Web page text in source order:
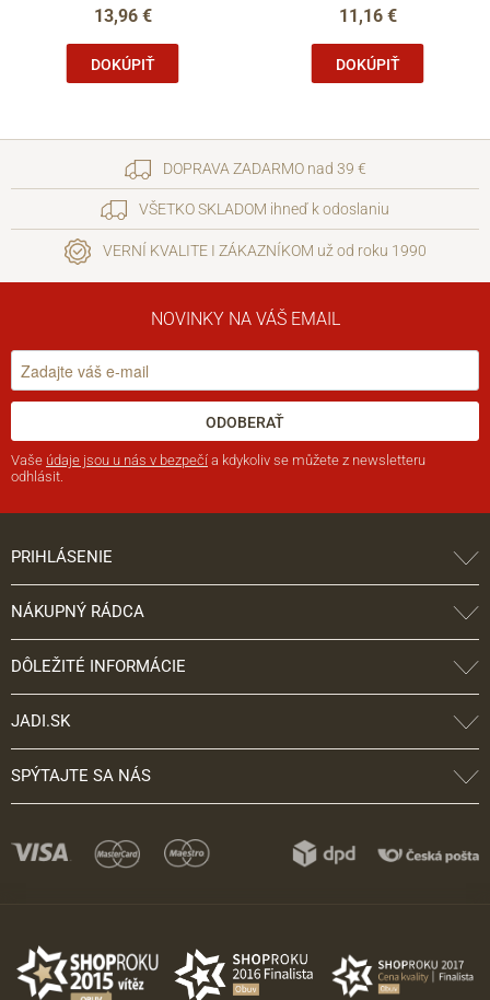
13,96 €
DOKÚPIŤ
11,16 €
DOKÚPIŤ
DOPRAVA ZADARMO nad 39 €
VŠETKO SKLADOM ihneď k odoslaniu
VERNÍ KVALITE I ZÁKAZNÍKOM už od roku 1990
NOVINKY NA VÁŠ EMAIL
ODOBERAŤ
Vaše údaje jsou u nás v bezpečí a kdykoliv se můžete z newsletteru
odhlásit.
PRIHLÁSENIE
NÁKUPNÝ RÁDCA
DÔLEŽITÉ INFORMÁCIE
JADI.SK
SPÝTAJTE SA NÁS